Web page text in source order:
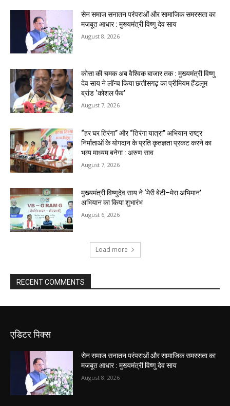
सेन समाज सनातन परंपराओं और सामाजिक समरसता का
मजबूत आधार : मुख्यमंत्री विष्णु देव साय
August 8, 2026
कोसा की चमक अब वैश्विक बाजार तक : मुख्यमंत्री विष्णु
देव साय ने लॉन्च किया छत्तीसगढ़ का प्रीमियम हैंडलूम
ब्रांड ‘कोशल फैब’
August 7, 2026
“हर घर तिरंगा” और “तिरंगा यात्रा” अभियान राष्ट्र
निर्माताओं के योगदान के प्रति कृतज्ञता प्रकट करने का
भव्य माध्यम बनेगा : अरुण साव
August 7, 2026
मुख्यमंत्री विष्णुदेव साय ने ‘मेरी बेटी–मेरा अभिमान’
अभियान का किया शुभारंभ
August 6, 2026
Load more
RECENT COMMENTS
एडिटर पिक्स
सेन समाज सनातन परंपराओं और सामाजिक समरसता का
मजबूत आधार : मुख्यमंत्री विष्णु देव साय
August 8, 2026